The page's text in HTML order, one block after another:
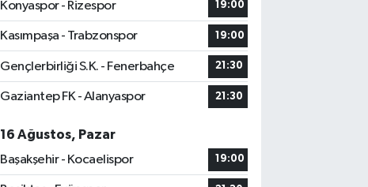
Konyaspor - Rizespor
19:00
Kasımpaşa - Trabzonspor 19:00
Gençlerbirliği S.K. - Fenerbahçe 21:30
Gaziantep FK - Alanyaspor 21:30
16 Ağustos, Pazar
Başakşehir - Kocaelispor
19:00